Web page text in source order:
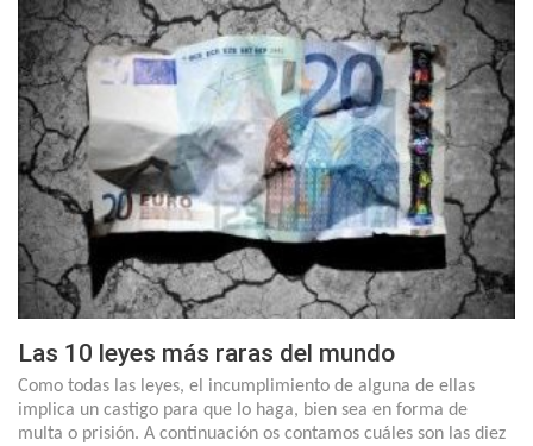
Las 10 leyes más raras del mundo
Como todas las leyes, el incumplimiento de alguna de ellas
implica un castigo para que lo haga, bien sea en forma de
multa o prisión. A continuación os contamos cuáles son las diez